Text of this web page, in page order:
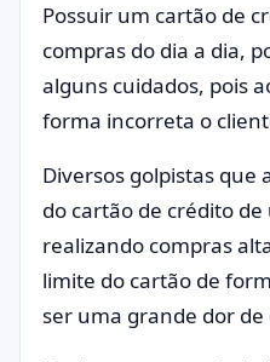
Possuir um cartão de
compras do dia a dia,
alguns cuidados, pois
forma incorreta o
Diversos golpistas que
do cartão de crédito
realizando compras
limite do cartão de
ser uma grande dor